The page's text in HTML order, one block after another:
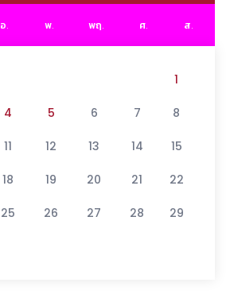
อ. พ. พฤ. ศ. ส.
1
4 5 6 7 8
11 12 13 14 15
18 19 20 21 22
25 26 27 28 29